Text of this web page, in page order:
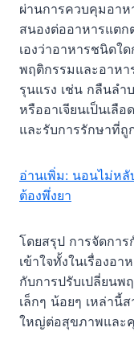
ผ่านการควบคุมอา
สนองต่ออาหารแตก
เองว่าอาหารชนิดใ
พฤติกรรมและอาหา
รุนแรง เช่น กลืนลำ
หรืออาเจียนเป็นเลื
และรับการรักษาที่ถู
อ่านเพิ่ม: นอนไม่หลั
ต้องพึ่งยา
โดยสรุป การจัดกา
เข้าใจทั้งในเรื่องอ
กับการปรับเปลี่ยนพ
เล็กๆ น้อยๆ เหล่านี้
ใหญ่ต่อสุขภาพและ